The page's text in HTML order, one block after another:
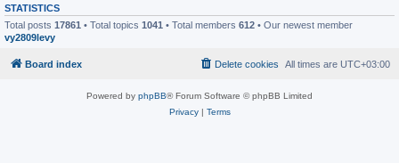
STATISTICS
Total posts 17861 • Total topics 1041 • Total members 612 • Our newest member
vy2809levy
Board index All times are UTC+03:00
Delete cookies
Powered by phpBB® Forum Software © phpBB Limited
Privacy| Terms